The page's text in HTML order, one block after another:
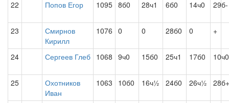
22 Попов Егор 1095 8б0 28ч1 6б0 14ч0 29б-
23
Смирнов
Кирилл
1076 0 0 28б0 0 +
24 Сергеев Глеб 1068 9ч0 15б0 25ч1 17б0 10ч0
25
Охотников
Иван
1063 10б0 16ч½ 24б0 26ч½ 28б+